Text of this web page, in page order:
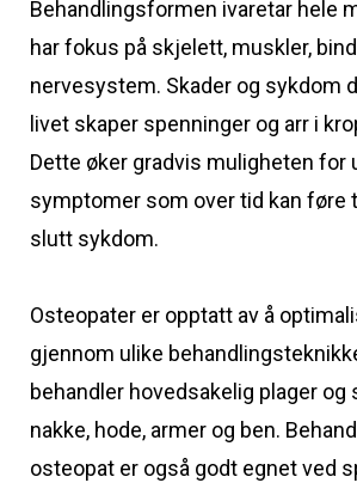
Behandlingsformen ivaretar hele
har fokus på skjelett, muskler,
nervesystem. Skader og sykdom
livet skaper spenninger og arr i
Dette øker gradvis muligheten for
symptomer som over tid kan føre
slutt sykdom.
Osteopater er opptatt av å
gjennom ulike
behandler hovedsakelig plager og
nakke, hode, armer og ben.
osteopat er også godt egnet ved